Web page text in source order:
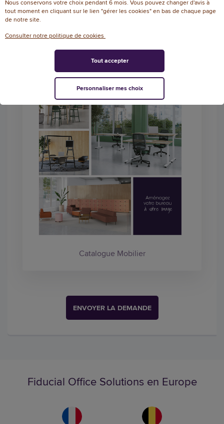
Catalogue Mobilier
ENVOYER LA DEMANDE
Fiducial Office Solutions en Europe
Nous conservons votre choix pendant 6 mois. Vous pouvez changer d'avis à
tout moment en cliquant sur le lien "gérer les cookies" en bas de chaque page
de notre site.
Consulter notre politique de cookies
Personnaliser mes choix
Tout accepter